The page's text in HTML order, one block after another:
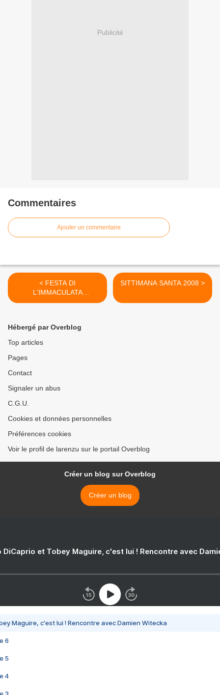
Publicité
Commentaires
Ajouter un commentaire
< FESTA DI
L'IMMACULATA
CUNCIZZIONI È DI A
SITTIMANA SANTA 2008 >
Hébergé par Overblog
Top articles
Pages
Contact
Signaler un abus
C.G.U.
Cookies et données personnelles
Préférences cookies
Voir le profil de larenzu sur le portail Overblog
Créer un blog sur Overblog
Créer un blog
DiCaprio et Tobey Maguire, c'est lui ! Rencontre avec
Maguire, c'est lui ! Rencontre avec Damien Witecka
6
5
4